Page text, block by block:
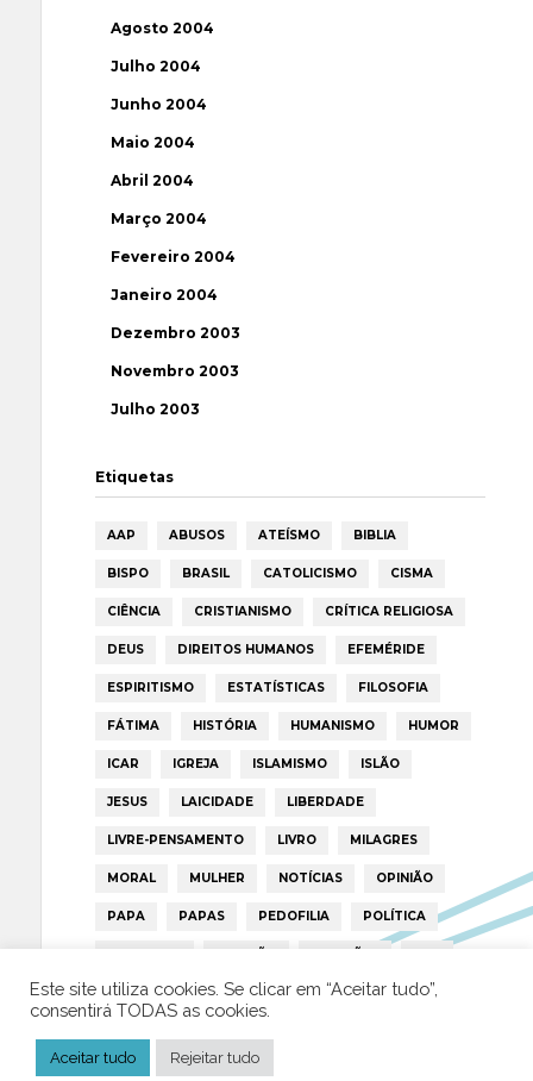
Agosto 2004
Julho 2004
Junho 2004
Maio 2004
Abril 2004
Março 2004
Fevereiro 2004
Janeiro 2004
Dezembro 2003
Novembro 2003
Julho 2003
Etiquetas
AAP ABUSOS ATEÍSMO BIBLIA
BISPO BRASIL CATOLICISMO CISMA
CIÊNCIA CRISTIANISMO CRÍTICA RELIGIOSA
DEUS DIREITOS HUMANOS EFEMÉRIDE
ESPIRITISMO ESTATÍSTICAS FILOSOFIA
FÁTIMA HISTÓRIA HUMANISMO HUMOR
ICAR IGREJA ISLAMISMO ISLÃO
JESUS LAICIDADE LIBERDADE
LIVRE-PENSAMENTO LIVRO MILAGRES
MORAL MULHER NOTÍCIAS OPINIÃO
PAPA PAPAS PEDOFILIA POLÍTICA
PORTUGAL RELIGIÃO RELIGIÕES RTP
TRUMP VATICANO
Este site utiliza cookies. Se clicar em “Aceitar tudo”,
consentirá TODAS as cookies.
Aceitar tudo Rejeitar tudo